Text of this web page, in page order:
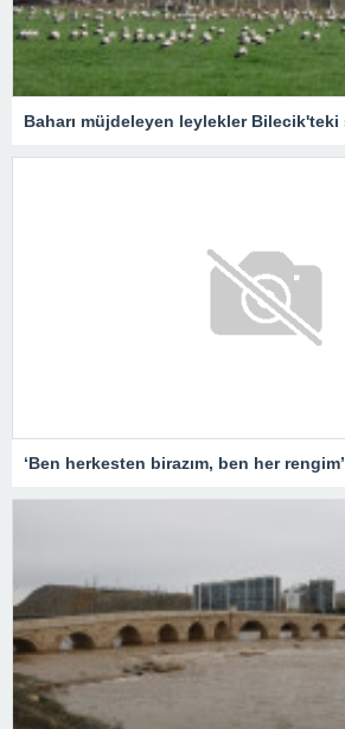
‘Ben herkesten birazım, ben her rengim’